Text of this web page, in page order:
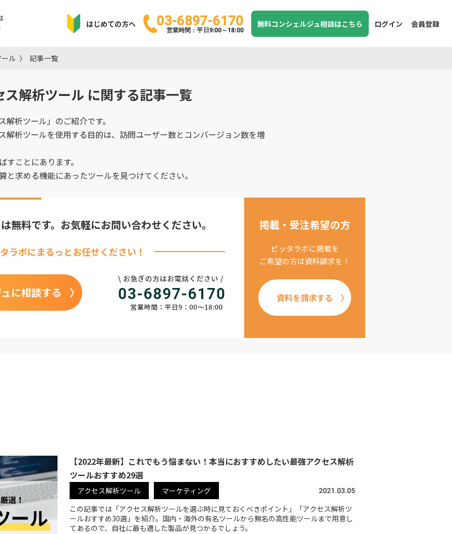
はじめての方へ 03-6897-6170
営業時間：平日9:00～18:00
無料コンシェルジュ相談はこちら ログイン 会員登録
ル 記事一覧
ス解析ツール に関する記事一覧
解析ツール」のご紹介です。
解析ツールを使用する目的は、訪問ユーザー数とコンバージョン数を増
すことにあります。
と求める機能にあったツールを見つけてください。
無料です。 お気軽にお問い合わせください。
ラボにまるっとお任せください！
に相談する
掲載・受注希望の方
ピッタラボに掲載を
ご希望の方は資料請求を！
資料を請求する
【2022年最新】これでもう悩まない！本当におすすめしたい最強アクセス解析
ツールおすすめ29選
アクセス解析ツール マーケティング 2021.03.05
この記事では「アクセス解析ツールを選ぶ時に見ておくべきポイント」「アクセス解析ツ
ールおすすめ30選」を紹介。国内・海外の有名ツールから無名の高性能ツールまで用意し
てあるので、自社に最も適した製品が見つかるでしょう。